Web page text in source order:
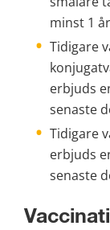
minst 1
Tidigare
erbjuds
senaste
Tidigare
erbjuds
senaste